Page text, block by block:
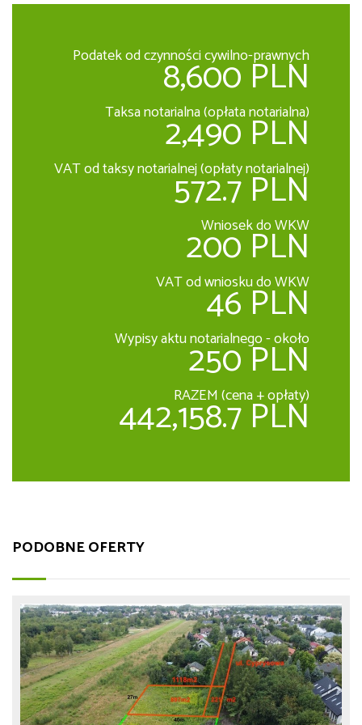
Podatek od czynności cywilno-prawnych
8,600 PLN
Taksa notarialna (opłata notarialna)
2,490 PLN
VAT od taksy notarialnej (opłaty notarialnej)
572.7 PLN
Wniosek do WKW
200 PLN
VAT od wniosku do WKW
46 PLN
Wypisy aktu notarialnego - około
250 PLN
RAZEM (cena + opłaty)
442,158.7 PLN
PODOBNE OFERTY